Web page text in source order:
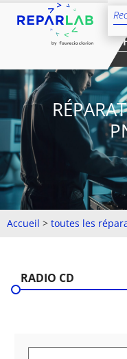
Accueil > toutes les
RADIO CD